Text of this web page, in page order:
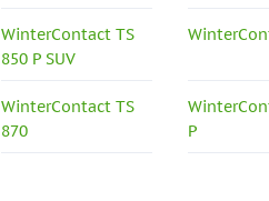
WinterContact TS
850 P SUV
WinterContact TS
870
P